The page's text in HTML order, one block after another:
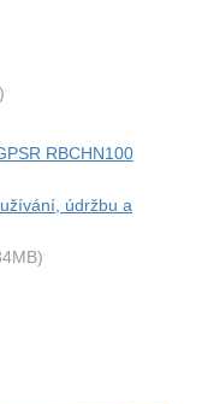
RBCHN100
údržbu a